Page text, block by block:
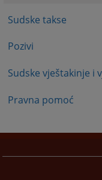
Sudske takse
Pozivi
Sudske vještakinje i
Pravna pomoć